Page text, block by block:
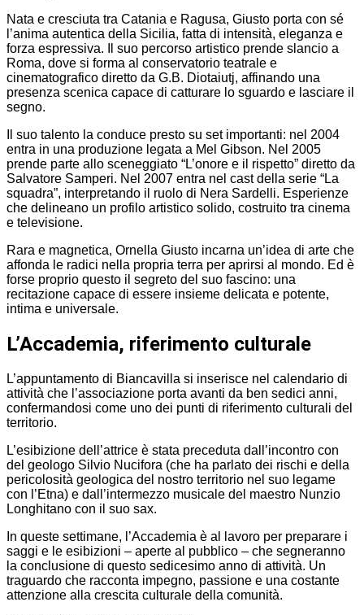
Nata e cresciuta tra Catania e Ragusa, Giusto porta con sé
l’anima autentica della Sicilia, fatta di intensità, eleganza e
forza espressiva. Il suo percorso artistico prende slancio a
Roma, dove si forma al conservatorio teatrale e
cinematografico diretto da G.B. Diotaiutj, affinando una
presenza scenica capace di catturare lo sguardo e lasciare il
segno.
Il suo talento la conduce presto su set importanti: nel 2004
entra in una produzione legata a Mel Gibson. Nel 2005
prende parte allo sceneggiato “L’onore e il rispetto” diretto da
Salvatore Samperi. Nel 2007 entra nel cast della serie “La
squadra”, interpretando il ruolo di Nera Sardelli. Esperienze
che delineano un profilo artistico solido, costruito tra cinema
e televisione.
Rara e magnetica, Ornella Giusto incarna un’idea di arte che
affonda le radici nella propria terra per aprirsi al mondo. Ed è
forse proprio questo il segreto del suo fascino: una
recitazione capace di essere insieme delicata e potente,
intima e universale.
L’Accademia, riferimento culturale
L’appuntamento di Biancavilla si inserisce nel calendario di
attività che l’associazione porta avanti da ben sedici anni,
confermandosi come uno dei punti di riferimento culturali del
territorio.
L’esibizione dell’attrice è stata preceduta dall’incontro con
del geologo Silvio Nucifora (che ha parlato dei rischi e della
pericolosità geologica del nostro territorio nel suo legame
con l’Etna) e dall’intermezzo musicale del maestro Nunzio
Longhitano con il suo sax.
In queste settimane, l’Accademia è al lavoro per preparare i
saggi e le esibizioni – aperte al pubblico – che segneranno
la conclusione di questo sedicesimo anno di attività. Un
traguardo che racconta impegno, passione e una costante
attenzione alla crescita culturale della comunità.